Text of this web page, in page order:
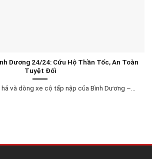
Dương 24/24: Cứu Hộ Thần Tốc, An Toàn
Tuyệt Đối
và dòng xe cộ tấp nập của Bình Dương –...